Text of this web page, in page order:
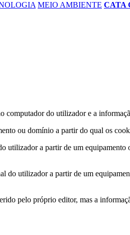
MEIO AMBIENTE CATA
do utilizador e a
ou domínio a partir do qual os
utilizador a partir de um
do utilizador a partir de um
pelo próprio editor, mas a